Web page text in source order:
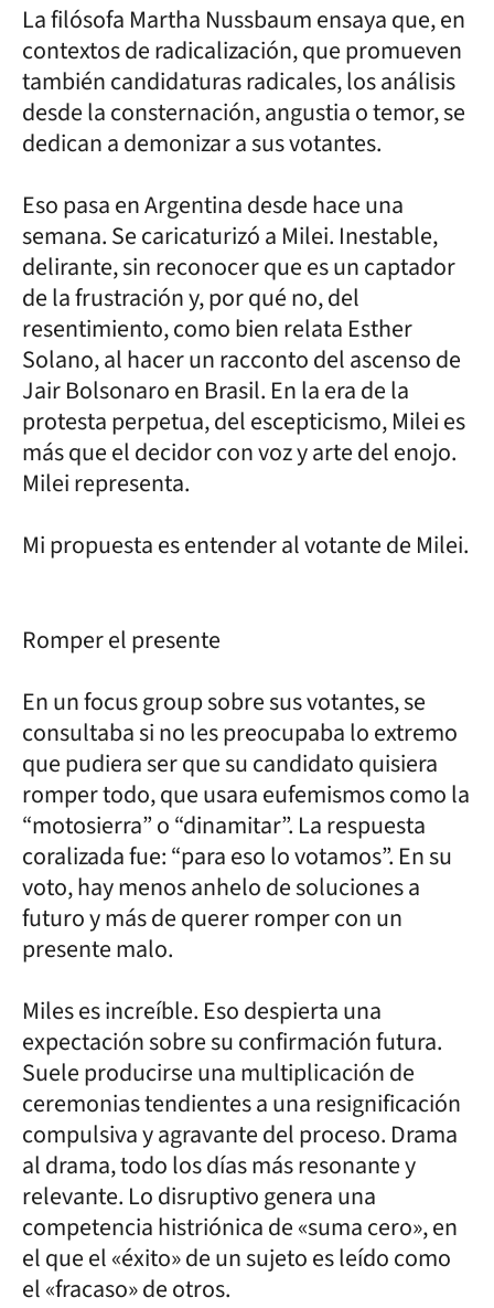
La filósofa Martha Nussbaum ensaya que, en
contextos de radicalización, que promueven
también candidaturas radicales, los análisis
desde la consternación, angustia o temor, se
dedican a demonizar a sus votantes.
Eso pasa en Argentina desde hace una
semana. Se caricaturizó a Milei. Inestable,
delirante, sin reconocer que es un captador
de la frustración y, por qué no, del
resentimiento, como bien relata Esther
Solano, al hacer un racconto del ascenso de
Jair Bolsonaro en Brasil. En la era de la
protesta perpetua, del escepticismo, Milei es
más que el decidor con voz y arte del enojo.
Milei representa.
Mi propuesta es entender al votante de Milei.
Romper el presente
En un focus group sobre sus votantes, se
consultaba si no les preocupaba lo extremo
que pudiera ser que su candidato quisiera
romper todo, que usara eufemismos como la
“motosierra” o “dinamitar”. La respuesta
coralizada fue: “para eso lo votamos”. En su
voto, hay menos anhelo de soluciones a
futuro y más de querer romper con un
presente malo.
Miles es increíble. Eso despierta una
expectación sobre su confirmación futura.
Suele producirse una multiplicación de
ceremonias tendientes a una resignificación
compulsiva y agravante del proceso. Drama
al drama, todo los días más resonante y
relevante. Lo disruptivo genera una
competencia histriónica de «suma cero», en
el que el «éxito» de un sujeto es leído como
el «fracaso» de otros.